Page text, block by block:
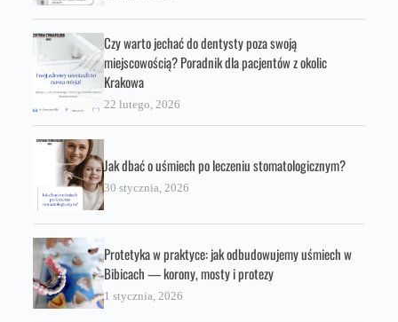
Czy warto jechać do dentysty poza swoją
miejscowością? Poradnik dla pacjentów z okolic
Krakowa
22 lutego, 2026
Jak dbać o uśmiech po leczeniu stomatologicznym?
30 stycznia, 2026
Protetyka w praktyce: jak odbudowujemy uśmiech w
Bibicach — korony, mosty i protezy
1 stycznia, 2026